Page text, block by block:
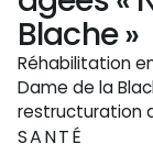
Blache »
Réhabilitation
Dame de la
restructuration
SANTÉ